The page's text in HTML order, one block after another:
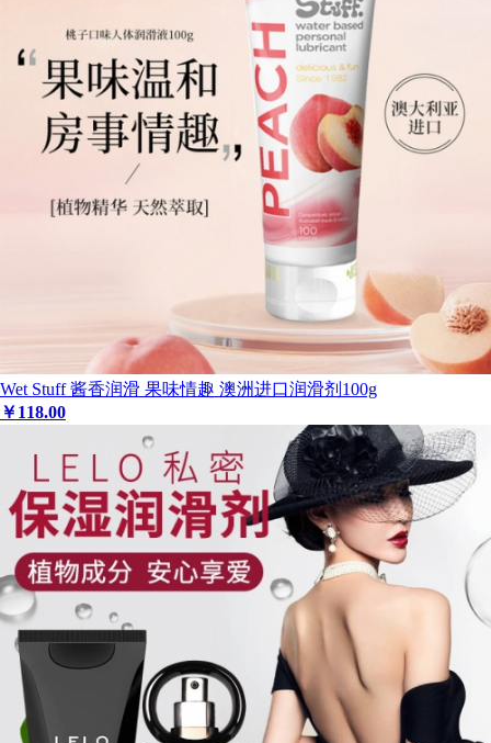
Wet Stuff 酱香润滑 果味情趣 澳洲进口润滑剂100g
￥118.00